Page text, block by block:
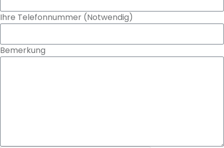
Ihre Telefonnummer (Notwendig)
Bemerkung